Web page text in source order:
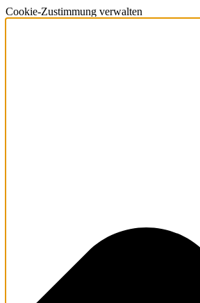
Cookie-Zustimmung verwalten